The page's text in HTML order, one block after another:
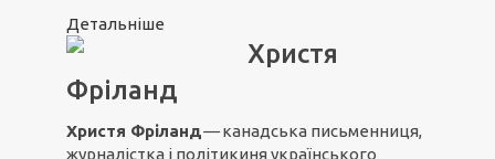
Детальніше
Христя
Фріланд
Христя Фріланд—канадська письменниця,
журналістка і політикиня українського